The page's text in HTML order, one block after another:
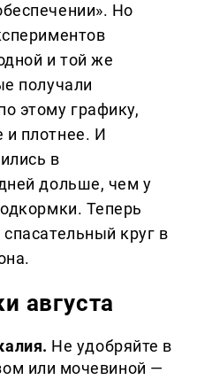
Но
и той же
получали
этому графику,
плотнее. И
в
дольше, чем у
Теперь
круг в
августа
Не удобряйте в
или мочевиной —